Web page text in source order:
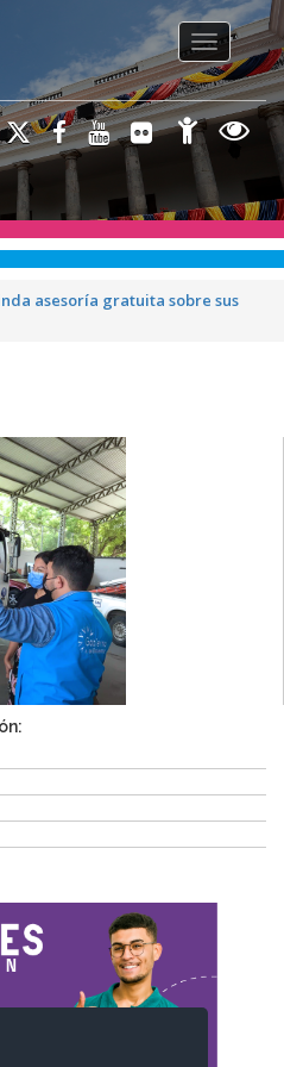
Toggle
asesoría gratuita sobre sus